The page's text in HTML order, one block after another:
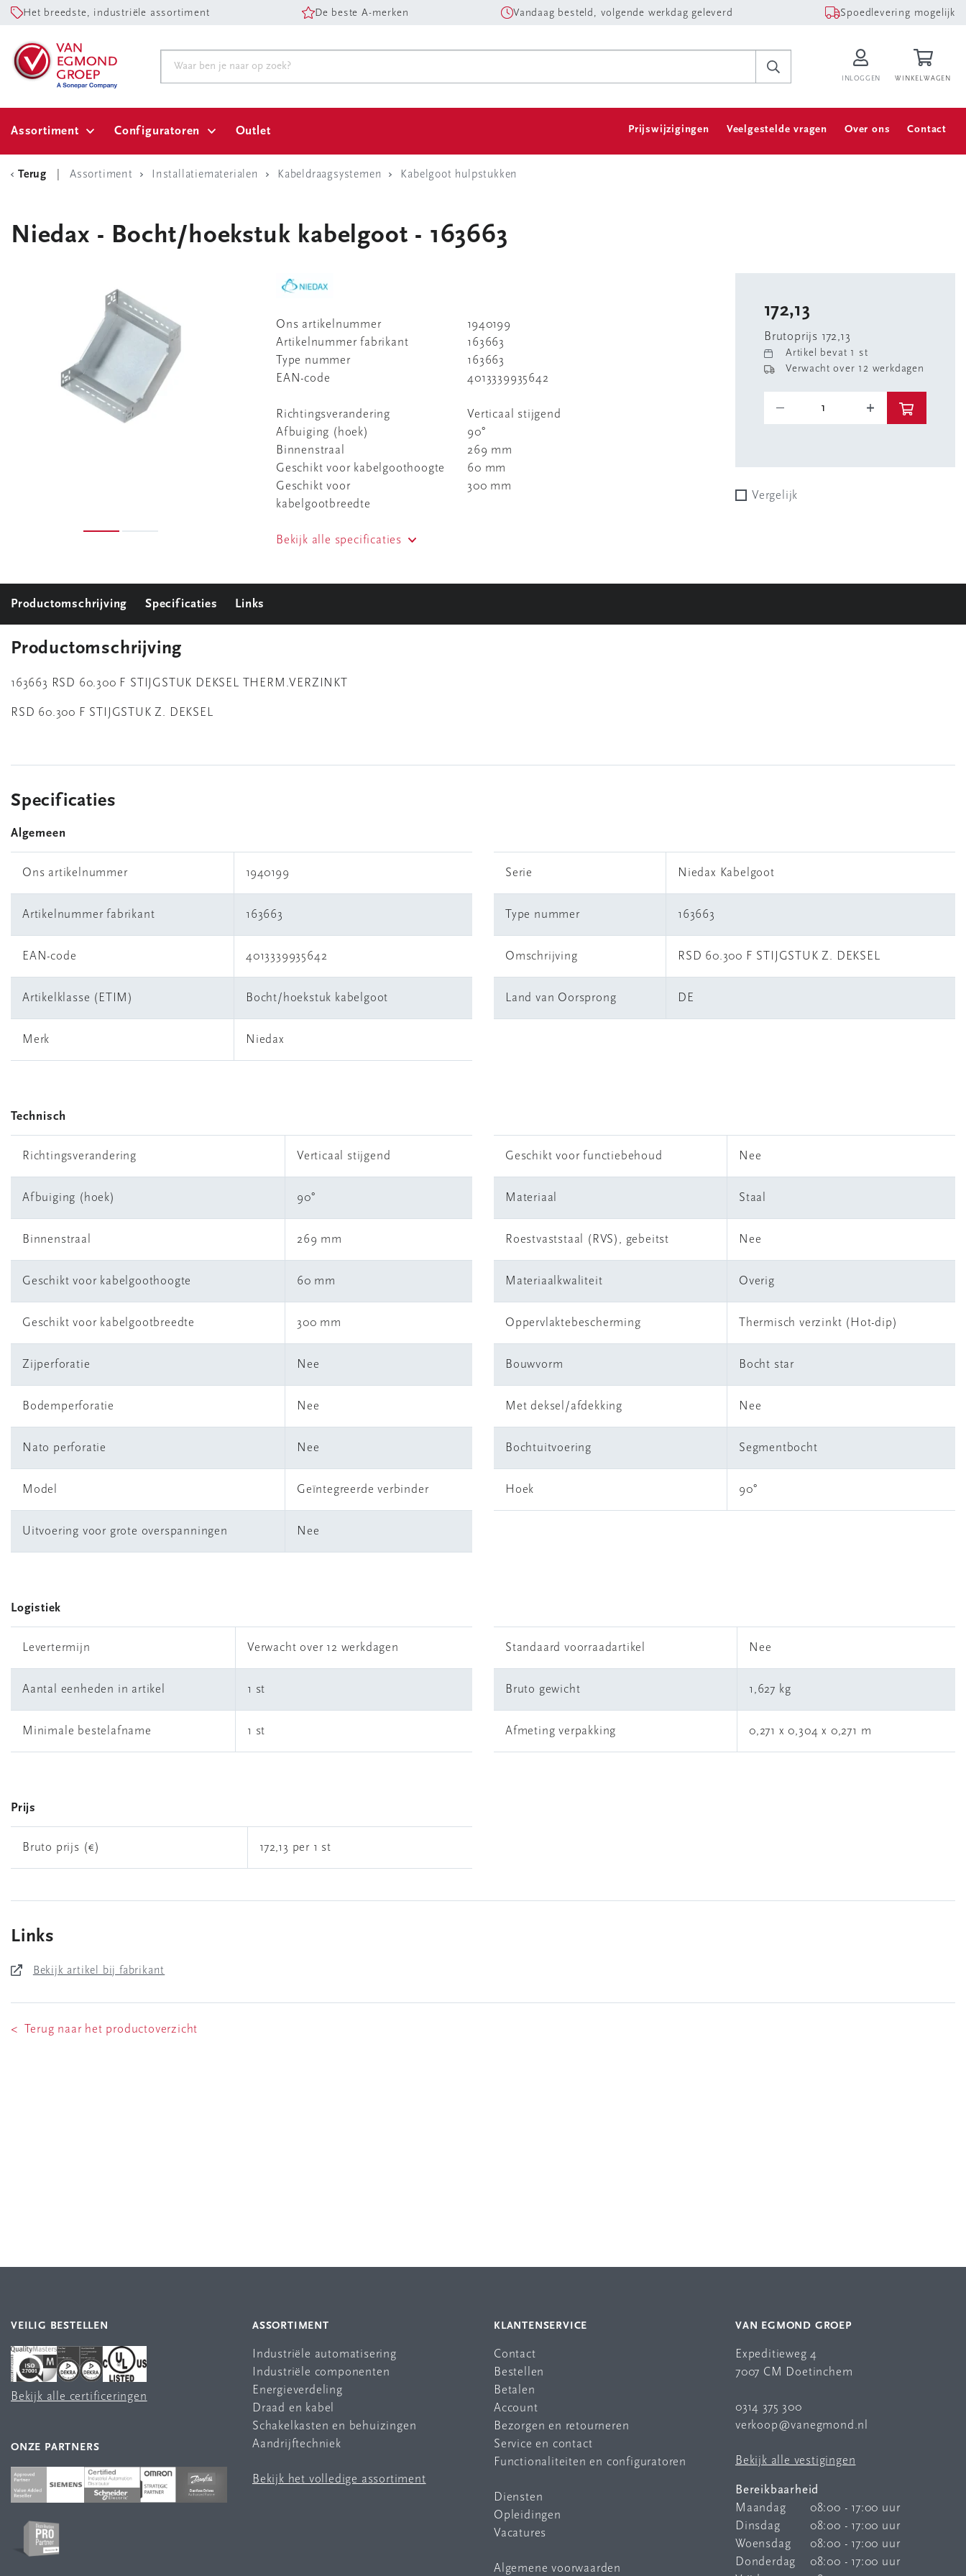
Het breedste, industriële assortiment De beste A-merken Vandaag besteld, volgende werkdag geleverd Spoedlevering mogelijk
INLOGGEN WINKELWAGEN
Assortiment Configuratoren Outlet Prijswijzigingen Veelgestelde vragen Over ons Contact
Terug Assortiment Installatiematerialen Kabeldraagsystemen Kabelgoot hulpstukken
Niedax - Bocht/hoekstuk kabelgoot - 163663
Ons artikelnummer
1940199
Artikelnummer fabrikant
163663
Type nummer
163663
EAN-code
4013339935642
Richtingsverandering
Verticaal stijgend
Afbuiging (hoek)
90°
Binnenstraal
269 mm
Geschikt voor kabelgoothoogte
60 mm
Geschikt voor
kabelgootbreedte
300 mm
Bekijk alle specificaties
172,13
Brutoprijs 172,13
Artikel bevat 1 st
Verwacht over 12 werkdagen
Vergelijk
Productomschrijving Specificaties Links
Productomschrijving
163663 RSD 60.300 F STIJGSTUK DEKSEL THERM.VERZINKT
RSD 60.300 F STIJGSTUK Z. DEKSEL
Specificaties
Algemeen
Ons artikelnummer 1940199
Artikelnummer fabrikant 163663
EAN-code 4013339935642
Artikelklasse (ETIM) Bocht/hoekstuk kabelgoot
Merk Niedax
Serie Niedax Kabelgoot
Type nummer 163663
Omschrijving RSD 60.300 F STIJGSTUK Z. DEKSEL
Land van Oorsprong DE
Technisch
Richtingsverandering Verticaal stijgend
Afbuiging (hoek) 90°
Binnenstraal 269 mm
Geschikt voor kabelgoothoogte 60 mm
Geschikt voor kabelgootbreedte 300 mm
Zijperforatie Nee
Bodemperforatie Nee
Nato perforatie Nee
Model Geïntegreerde verbinder
Uitvoering voor grote overspanningen Nee
Geschikt voor functiebehoud Nee
Materiaal Staal
Roestvaststaal (RVS), gebeitst Nee
Materiaalkwaliteit Overig
Oppervlaktebescherming Thermisch verzinkt (Hot-dip)
Bouwvorm Bocht star
Met deksel/afdekking Nee
Bochtuitvoering Segmentbocht
Hoek 90°
Logistiek
Levertermijn Verwacht over 12 werkdagen
Aantal eenheden in artikel 1 st
Minimale bestelafname 1 st
Standaard voorraadartikel Nee
Bruto gewicht 1,627 kg
Afmeting verpakking 0,271 x 0,304 x 0,271 m
Prijs
Bruto prijs (€) 172,13 per 1 st
Links
Bekijk artikel bij fabrikant
< Terug naar het productoverzicht
VEILIG BESTELLEN
Bekijk alle certificeringen
ONZE PARTNERS
ASSORTIMENT
Industriële automatisering
Industriële componenten
Energieverdeling
Draad en kabel
Schakelkasten en behuizingen
Aandrijftechniek
Bekijk het volledige assortiment
KLANTENSERVICE
Contact
Bestellen
Betalen
Account
Bezorgen en retourneren
Service en contact
Functionaliteiten en configuratoren
Diensten
Opleidingen
Vacatures
Algemene voorwaarden
VAN EGMOND GROEP
Expeditieweg 4
7007 CM Doetinchem
0314 375 300
verkoop@vanegmond.nl
Bekijk alle vestigingen
Bereikbaarheid
Maandag
08:00 - 17:00 uur
Dinsdag
08:00 - 17:00 uur
Woensdag
08:00 - 17:00 uur
Donderdag
08:00 - 17:00 uur